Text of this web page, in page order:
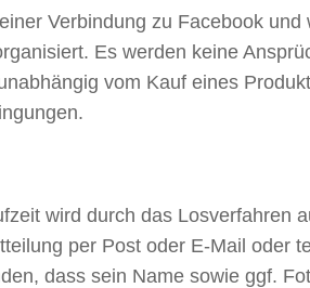
Verbindung zu Facebook
Es werden keine
vom Kauf eines
wird durch das Losverfahren
per Post oder E-Mail oder
dass sein Name sowie ggf.